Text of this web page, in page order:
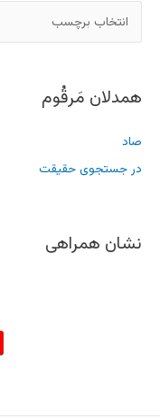
همدلان مَرقُوم
صاد
در جستجوی حقیقت
نشان همراهی